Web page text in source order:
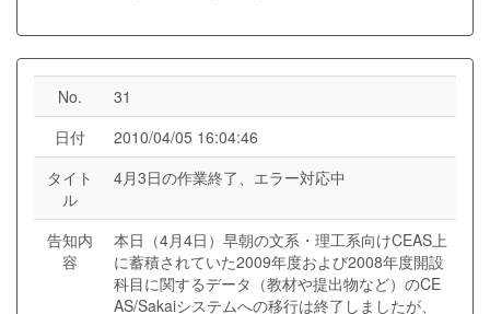
No.
31
日付
2010/04/05 16:04:46
タイト
ル
4月3日の作業終了、エラー対応中
告知内
容
本日（4月4日）早朝の文系・理工系向けCEAS上
に蓄積されていた2009年度および2008年度開設
科目に関するデータ（教材や提出物など）のCE
AS/Sakaiシステムへの移行は終了しましたが、